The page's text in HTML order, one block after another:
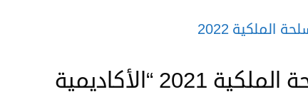
الملكية 2022
مباريات ضباط القوات المسلحة الملكية 2021 “الأكاديمية